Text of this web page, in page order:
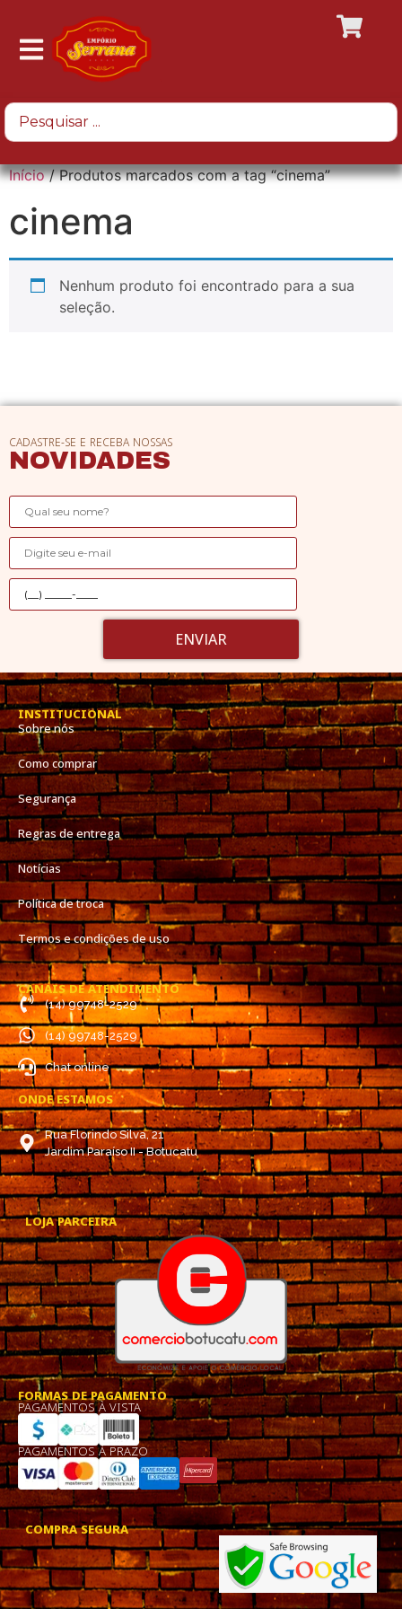
Início/ Produtos marcados com a tag “cinema”
cinema
Nenhum produto foi encontrado para a sua
seleção.
CADASTRE-SE E RECEBA NOSSAS
NOVIDADES
ENVIAR
INSTITUCIONAL
Sobre nós
Como comprar
Segurança
Regras de entrega
Notícias
Política de troca
Termos e condições de uso
CANAIS DE ATENDIMENTO
(14) 99748-2529
(14) 99748-2529
Chat online
ONDE ESTAMOS
Rua Florindo Silva, 21
Jardim Paraíso II - Botucatu
LOJA PARCEIRA
FORMAS DE PAGAMENTO
PAGAMENTOS À VISTA
PAGAMENTOS À PRAZO
COMPRA SEGURA